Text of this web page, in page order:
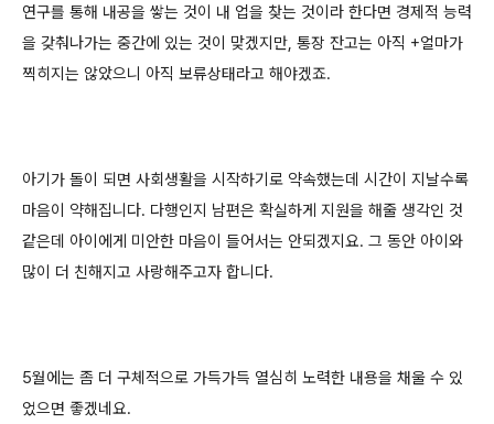
연구를 통해 내공을 쌓는 것이 내 업을 찾는 것이라 한다면 경제적 능력
을 갖춰나가는 중간에 있는 것이 맞겠지만, 통장 잔고는 아직 +얼마가
찍히지는 않았으니 아직 보류상태라고 해야겠죠.
아기가 돌이 되면 사회생활을 시작하기로 약속했는데 시간이 지날수록
마음이 약해집니다. 다행인지 남편은 확실하게 지원을 해줄 생각인 것
같은데 아이에게 미안한 마음이 들어서는 안되겠지요. 그 동안 아이와
많이 더 친해지고 사랑해주고자 합니다.
5월에는 좀 더 구체적으로 가득가득 열심히 노력한 내용을 채울 수 있
었으면 좋겠네요.